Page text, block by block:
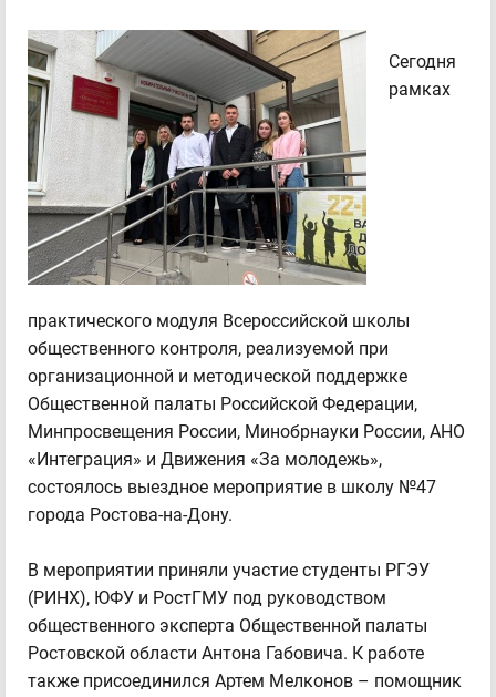
Сегодня
рамках
практического модуля Всероссийской школы
общественного контроля, реализуемой при
организационной и методической поддержке
Общественной палаты Российской Федерации,
Минпросвещения России, Минобрнауки России, АНО
«Интеграция» и Движения «За молодежь»,
состоялось выездное мероприятие в школу №47
города Ростова-на-Дону.
В мероприятии приняли участие студенты РГЭУ
(РИНХ), ЮФУ и РостГМУ под руководством
общественного эксперта Общественной палаты
Ростовской области Антона Габовича. К работе
также присоединился Артем Мелконов – помощник